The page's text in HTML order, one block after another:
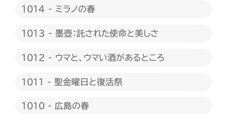
1014 - ミラノの春
1013 - 墨壺：託された使命と美しさ
1012 - ウマと、ウマい酒があるところ
1011 - 聖金曜日と復活祭
1010 - 広島の春